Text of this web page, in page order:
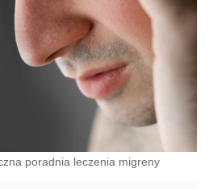
poradnia leczenia migreny